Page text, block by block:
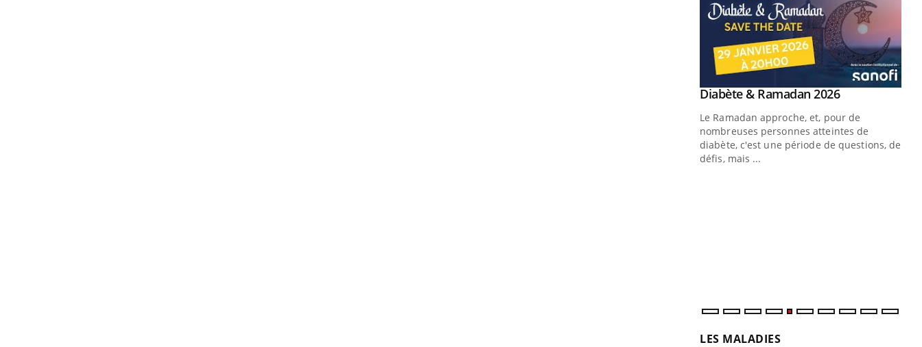
Youtube
Diabète & Ramadan 2026Youtube
Le Ramadan approche, et, pour de
nombreuses personnes atteintes de
diabète, c'est une période de questions, de
défis, mais ...
LES MALADIES